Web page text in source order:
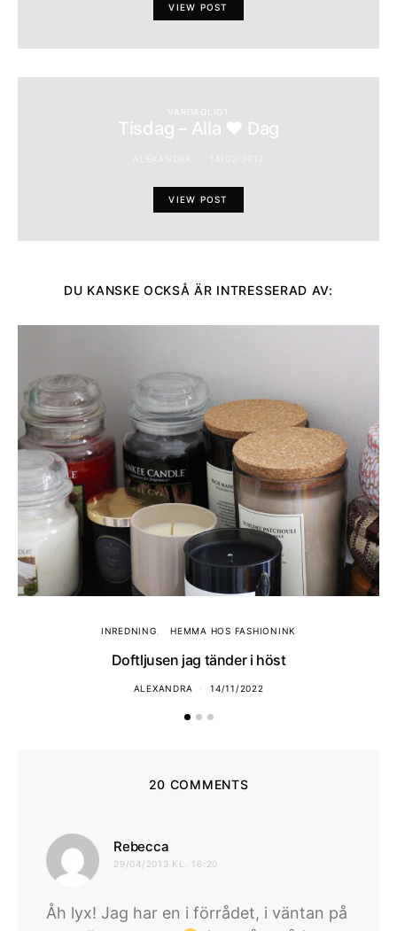
VIEW POST
VARDAGLIGT
Tisdag – Alla ♥ Dag
VIEW POST
DU KANSKE OCKSÅ ÄR INTRESSERAD AV:
INREDNING HEMMA HOS FASHIONINK
Doftljusen jag tänder i höst
ALEXANDRA 14/11/2022
20 COMMENTS
Rebecca
29/04/2013 KL. 16:20
Åh lyx! Jag har en i förrådet, i väntan på